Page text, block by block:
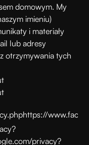
domowym. My
imieniu)
i materiały
lub adresy
otrzymywania tych
https://
privacy?